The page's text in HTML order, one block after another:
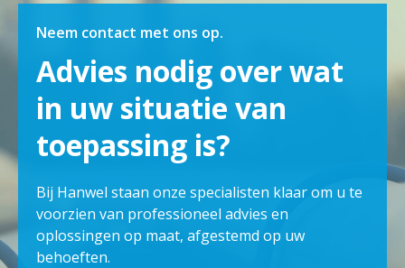
Neem contact met ons op.
Advies nodig over wat
in uw situatie van
toepassing is?
Bij Hanwel staan onze specialisten klaar om u te
voorzien van professioneel advies en
oplossingen op maat, afgestemd op uw
behoeften.